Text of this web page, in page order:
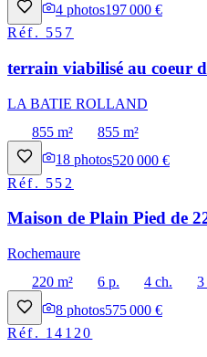
4 photos197 000 €
Réf. 557
terrain viabilisé au coeur
LA BATIE ROLLAND
855 m²
855 m²
18 photos520 000 €
Réf. 552
Maison de Plain Pied de
Rochemaure
220 m²
6 p. 4 ch.
3
8 photos575 000 €
Réf. 14120